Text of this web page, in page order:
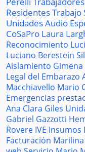
ResidentesTrabajo
UnidadesAudio
CoSaPro Laura
Reconocimiento
Luciano Berestein
Aislamiento
Legal del Embarazo
Macchiavello Mario
Emergencias
Ana Clara Giles
Gabriel Gazzotti
Rovere IVE Insumos
Facturación